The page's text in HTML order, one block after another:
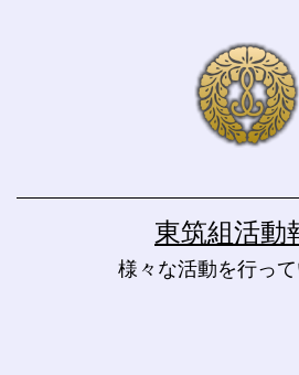
へ
東筑組活動
様々な活動を行って